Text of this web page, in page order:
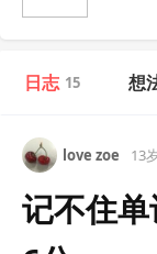
日志 15 想
love zoe 13
记不住